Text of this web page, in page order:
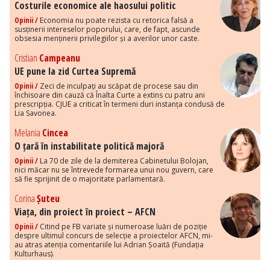
Costurile economice ale haosului politic
Opinii / Economia nu poate rezista cu retorica falsă a
susținerii intereselor poporului, care, de fapt, ascunde
obsesia menținerii privilegiilor și a averilor unor caste.
Cristian Campeanu
UE pune la zid Curtea Supremă
Opinii / Zeci de inculpați au scăpat de procese sau din
închisoare din cauză că Înalta Curte a extins cu patru ani
prescripția. CJUE a criticat în termeni duri instanța condusă de
Lia Savonea.
Melania Cincea
O țară în instabilitate politică majoră
Opinii / La 70 de zile de la demiterea Cabinetului Bolojan,
nici măcar nu se întrevede formarea unui nou guvern, care
să fie sprijinit de o majoritate parlamentară.
CorinaȘuteu
Viața, din proiect în proiect – AFCN
Opinii / Citind pe FB variate și numeroase luări de poziție
despre ultimul concurs de selecție a proiectelor AFCN, mi-
au atras atenția comentariile lui Adrian Șoaită (Fundația
Kulturhaus).